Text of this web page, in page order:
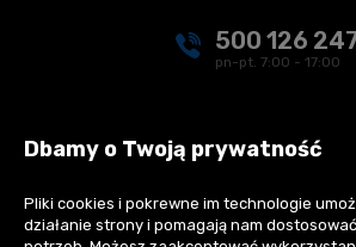
500 126
pn-pt. 7:00 - 17:00
Płatności:
Dbamy o Twoją prywatność
Pliki cookies i pokrewne im technologie
działanie strony i pomagają nam